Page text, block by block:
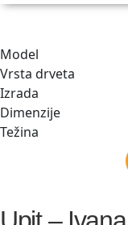
Model
Vrsta drveta
Izrada
Dimenzije
Težina